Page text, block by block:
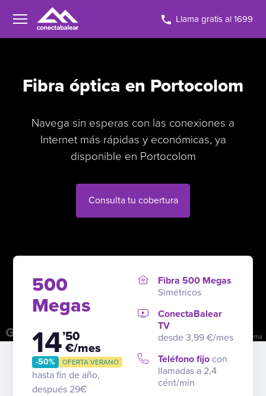
Llama gratis al 1699
Combinaciones de teclas Datos del mapa Términos Notificar un problema
Fibra óptica en Portocolom
Navega sin esperas con las conexiones a
Internet más rápidas y económicas, ya
disponible en Portocolom
Consulta tu cobertura
500
Megas
14’50
€/mes
-50% OFERTA VERANO
hasta fin de año,
después 29€
Fibra 500 Megas
Simétricos
ConectaBalear
TV
desde 3,99 €/mes
Teléfono fijo con
llamadas a 2,4
cént/min